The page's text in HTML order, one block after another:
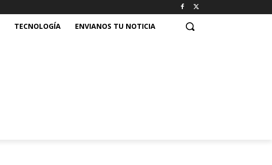
TECNOLOGÍA ENVIANOS TU NOTICIA